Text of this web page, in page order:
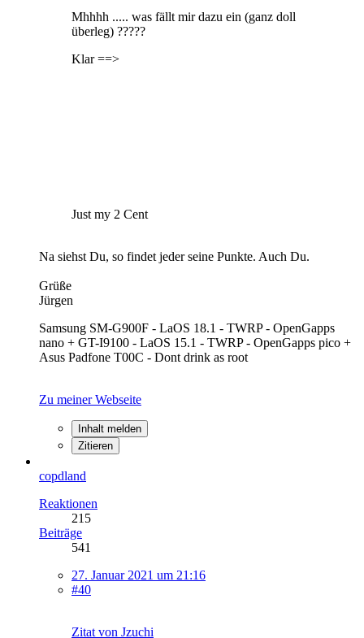
Mhhhh ..... was fällt mir dazu ein (ganz doll
überleg) ?????
Klar ==>
Just my 2 Cent
Na siehst Du, so findet jeder seine Punkte. Auch Du.
Grüße
Jürgen
Samsung SM-G900F - LaOS 18.1 - TWRP - OpenGapps
nano + GT-I9100 - LaOS 15.1 - TWRP - OpenGapps pico +
Asus Padfone T00C - Dont drink as root
Zu meiner Webseite
Inhalt melden
Zitieren
copdland
Reaktionen
215
Beiträge
541
27. Januar 2021 um 21:16
#40
Zitat von Jzuchi